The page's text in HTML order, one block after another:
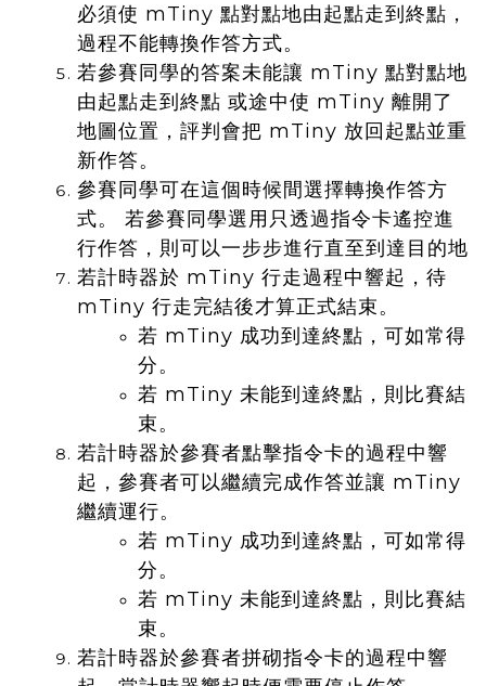
必須使 mTiny 點對點地由起點走到終點，
過程不能轉換作答方式。
若參賽同學的答案未能讓 mTiny 點對點地
由起點走到終點 或途中使 mTiny 離開了
地圖位置，評判會把 mTiny 放回起點並重
新作答。
參賽同學可在這個時候間選擇轉換作答方
式。 若參賽同學選用只透過指令卡遙控進
行作答，則可以一步步進行直至到達目的地
若計時器於 mTiny 行走過程中響起，待
mTiny 行走完結後才算正式結束。
若 mTiny 成功到達終點，可如常得
分。
若 mTiny 未能到達終點，則比賽結
束。
若計時器於參賽者點擊指令卡的過程中響
起，參賽者可以繼續完成作答並讓 mTiny
繼續運行。
若 mTiny 成功到達終點，可如常得
分。
若 mTiny 未能到達終點，則比賽結
束。
若計時器於參賽者拼砌指令卡的過程中響